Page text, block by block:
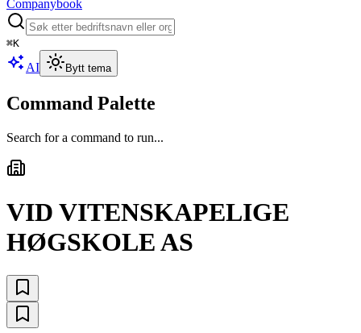
Companybook
⌘K
AI Bytt tema
Command Palette
Search for a command to run...
VID VITENSKAPELIGE
HØGSKOLE AS